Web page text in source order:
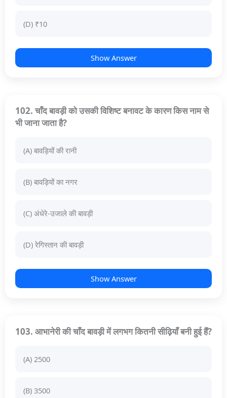
(D) ₹10
Show Answer
102. चाँद बावड़ी को उसकी विशिष्ट बनावट के कारण किस नाम से
भी जाना जाता है?
(A) बावड़ियों की रानी
(B) बावड़ियों का नगर
(C) अंधेरे-उजाले की बावड़ी
(D) रेगिस्तान की बावड़ी
Show Answer
103. आभानेरी की चाँद बावड़ी में लगभग कितनी सीढ़ियाँ बनी हुई हैं?
(A) 2500
(B) 3500